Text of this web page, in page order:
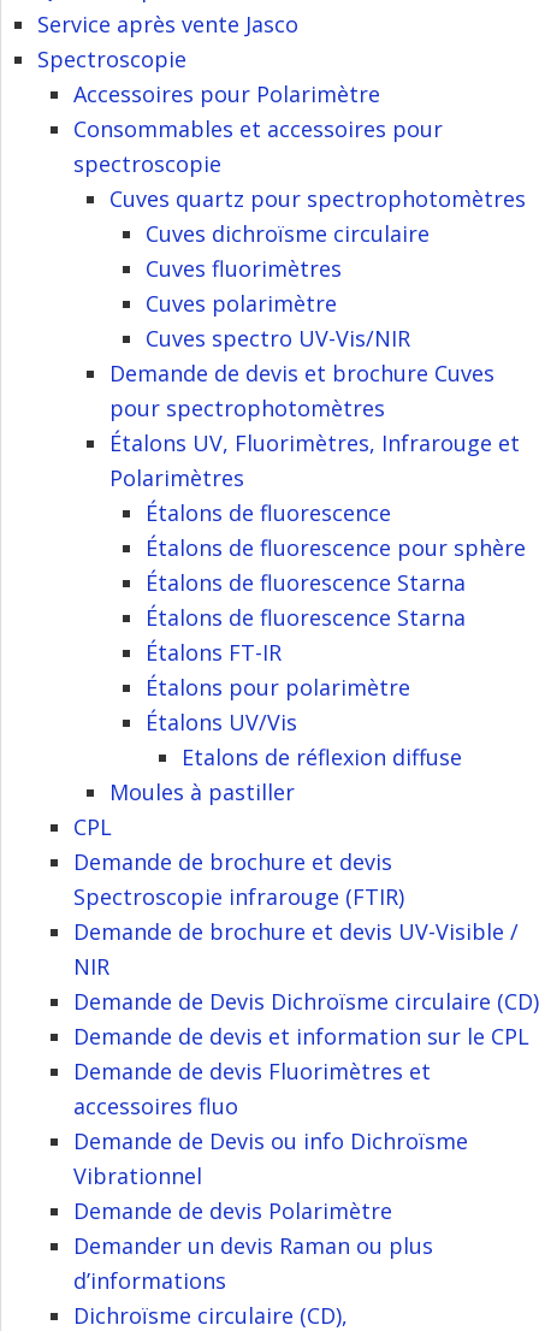
Service après vente Jasco
Spectroscopie
Accessoires pour Polarimètre
Consommables et accessoires pour
spectroscopie
Cuves quartz pour spectrophotomètres
Cuves dichroïsme circulaire
Cuves fluorimètres
Cuves polarimètre
Cuves spectro UV-Vis/NIR
Demande de devis et brochure Cuves
pour spectrophotomètres
Étalons UV, Fluorimètres, Infrarouge et
Polarimètres
Étalons de fluorescence
Étalons de fluorescence pour sphère
Étalons de fluorescence Starna
Étalons de fluorescence Starna
Étalons FT-IR
Étalons pour polarimètre
Étalons UV/Vis
Etalons de réflexion diffuse
Moules à pastiller
CPL
Demande de brochure et devis
Spectroscopie infrarouge (FTIR)
Demande de brochure et devis UV-Visible /
NIR
Demande de Devis Dichroïsme circulaire (CD)
Demande de devis et information sur le CPL
Demande de devis Fluorimètres et
accessoires fluo
Demande de Devis ou info Dichroïsme
Vibrationnel
Demande de devis Polarimètre
Demander un devis Raman ou plus
d’informations
Dichroïsme circulaire (CD),